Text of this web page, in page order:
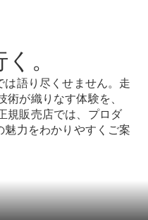
。
は語り尽くせません。走
が織りなす体験を、
規販売店では、プロダ
魅力をわかりやすくご案